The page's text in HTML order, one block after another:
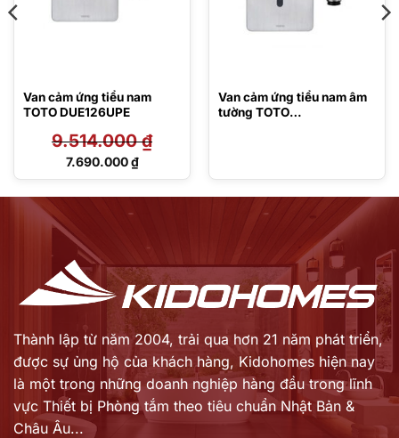
Van cảm ứng tiểu nam
TOTO DUE126UPE
9.514.000₫
Giá
7.690.000₫
Giá
Van cảm ứng tiểu nam âm
tường TOTO
Thành lập từ năm 2004, trải qua hơn 21 năm phát triển,
được sự ủng hộ của khách hàng, Kidohomes hiện nay
là một trong những doanh nghiệp hàng đầu trong lĩnh
vực Thiết bị Phòng tắm theo tiêu chuẩn Nhật Bản &
Châu Âu...